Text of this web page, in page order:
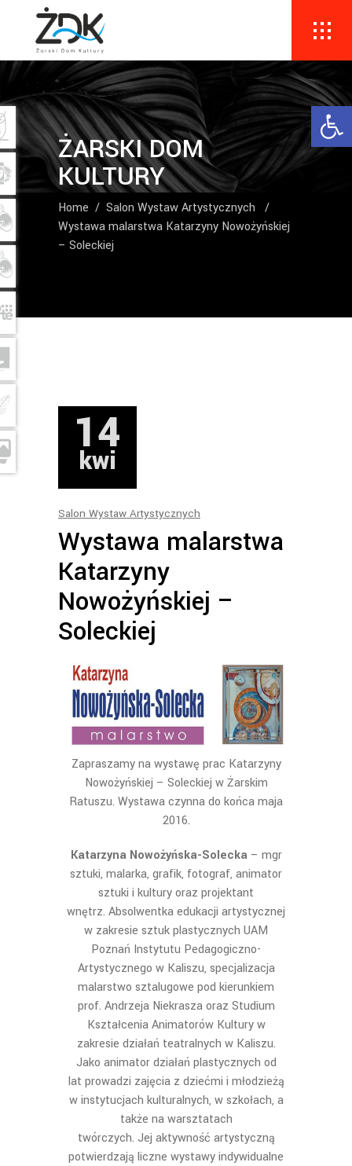
ŻARSKI DOM
KULTURY
Home / Salon Wystaw Artystycznych
/
Wystawa malarstwa Katarzyny Nowożyńskiej
– Soleckiej
14
kwi
Salon Wystaw Artystycznych
Wystawa malarstwa
Katarzyny
Nowożyńskiej –
Soleckiej
Zapraszamy na wystawę prac Katarzyny
Nowożyńskiej – Soleckiej w Żarskim
Ratuszu. Wystawa czynna do końca maja
2016.
Katarzyna Nowożyńska-Solecka– mgr
sztuki, malarka, grafik, fotograf, animator
sztuki i kultury oraz projektant
wnętrz. Absolwentka edukacji artystycznej
w zakresie sztuk plastycznych UAM
Poznań Instytutu Pedagogiczno-
Artystycznego w Kaliszu, specjalizacja
malarstwo sztalugowe pod kierunkiem
prof. Andrzeja Niekrasza oraz Studium
Kształcenia Animatorów Kultury w
zakresie działań teatralnych w Kaliszu.
Jako animator działań plastycznych od
lat prowadzi zajęcia z dziećmi i młodzieżą
w instytucjach kulturalnych, w szkołach, a
także na warsztatach
twórczych. Jej aktywność artystyczną
potwierdzają liczne wystawy indywidualne